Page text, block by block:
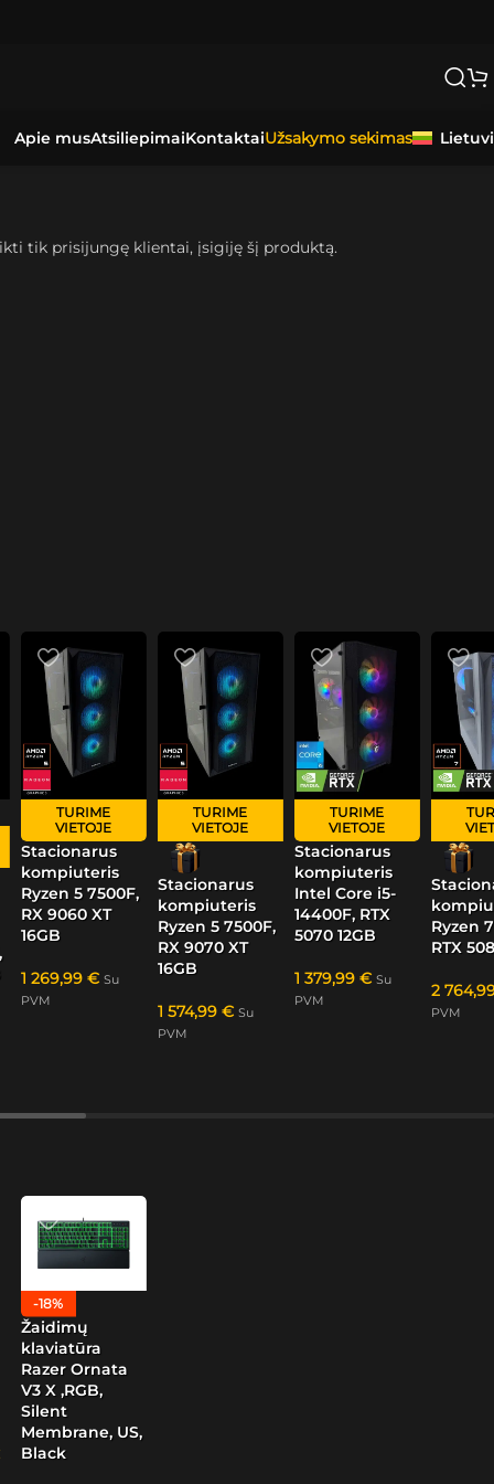
Apie musAtsiliepimaiKontaktaiUžsakymo sekimas
tik prisijungę klientai, įsigiję šį produktą.
TURIME
VIETOJE
Stacionarus
kompiuteris
Ryzen 5 7500F,
RX 9060 XT
16GB
1 269,99 € Su
PVM
TURIME
VIETOJE
Stacionarus
kompiuteris
Ryzen 5 7500F,
RX 9070 XT
16GB
1 574,99 € Su
PVM
TURIME
VIETOJE
Stacionarus
kompiuteris
Intel Core i5-
14400F, RTX
5070 12GB
1 379,99 € Su
PVM
Ryzen
RTX
2
PVM
-18%
Žaidimų
klaviatūra
Razer Ornata
V3 X ,RGB,
Silent
Membrane, US,
Black